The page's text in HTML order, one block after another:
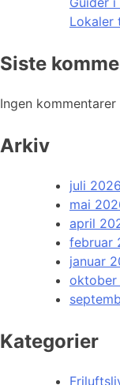
Lokaler
Siste
Ingen kommentarer
Arkiv
juli 2026
mai
april
februar
januar
oktober
Kategorier